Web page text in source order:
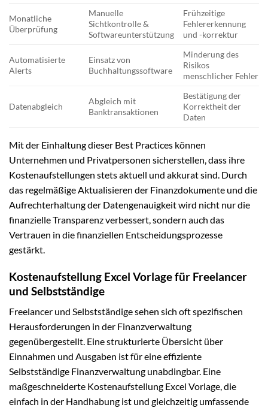
Monatliche
Überprüfung
Manuelle
Sichtkontrolle &
Softwareunterstützung
Frühzeitige
Fehlererkennung
und -korrektur
Automatisierte
Alerts
Einsatz von
Buchhaltungssoftware
Minderung des
Risikos
menschlicher Fehler
Datenabgleich
Abgleich mit
Banktransaktionen
Bestätigung der
Korrektheit der
Daten
Mit der Einhaltung dieser Best Practices können
Unternehmen und Privatpersonen sicherstellen, dass ihre
Kostenaufstellungen stets aktuell und akkurat sind. Durch
das regelmäßige Aktualisieren der Finanzdokumente und die
Aufrechterhaltung der Datengenauigkeit wird nicht nur die
finanzielle Transparenz verbessert, sondern auch das
Vertrauen in die finanziellen Entscheidungsprozesse
gestärkt.
Kostenaufstellung Excel Vorlage für Freelancer
und Selbstständige
Freelancer und Selbstständige sehen sich oft spezifischen
Herausforderungen in der Finanzverwaltung
gegenübergestellt. Eine strukturierte Übersicht über
Einnahmen und Ausgaben ist für eine effiziente
Selbstständige Finanzverwaltung unabdingbar. Eine
maßgeschneiderte Kostenaufstellung Excel Vorlage, die
einfach in der Handhabung ist und gleichzeitig umfassende